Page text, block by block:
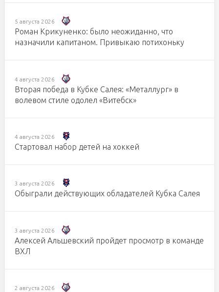
5 августа 2026
Роман Крикуненко: было неожиданно, что
назначили капитаном. Привыкаю потихоньку
4 августа 2026
Вторая победа в Кубке Салея: «Металлург» в
волевом стиле одолел «Витебск»
4 августа 2026
Стартовал набор детей на хоккей
3 августа 2026
Обыграли действующих обладателей Кубка Салея
3 августа 2026
Алексей Альшевский пройдет просмотр в команде
ВХЛ
2 августа 2026